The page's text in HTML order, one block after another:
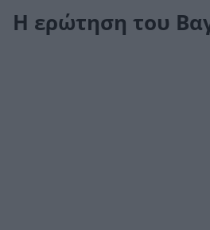
Η ερώτηση του